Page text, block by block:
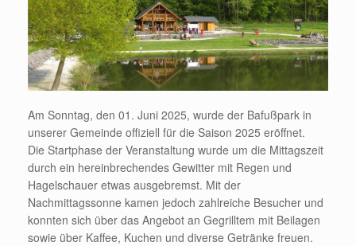
Am Sonntag, den 01. Juni 2025, wurde der Bafußpark in
unserer Gemeinde offiziell für die Saison 2025 eröffnet.
Die Startphase der Veranstaltung wurde um die Mittagszeit
durch ein hereinbrechendes Gewitter mit Regen und
Hagelschauer etwas ausgebremst. Mit der
Nachmittagssonne kamen jedoch zahlreiche Besucher und
konnten sich über das Angebot an Gegrilltem mit Beilagen
sowie über Kaffee, Kuchen und diverse Getränke freuen.